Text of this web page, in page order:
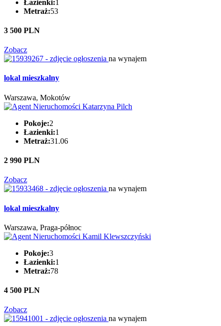
Łazienki:1
Metraż:53
3 500 PLN
Zobacz
na wynajem
lokal mieszkalny
Warszawa, Mokotów
Pokoje:2
Łazienki:1
Metraż:31.06
2 990 PLN
Zobacz
na wynajem
lokal mieszkalny
Warszawa, Praga-północ
Pokoje:3
Łazienki:1
Metraż:78
4 500 PLN
Zobacz
na wynajem